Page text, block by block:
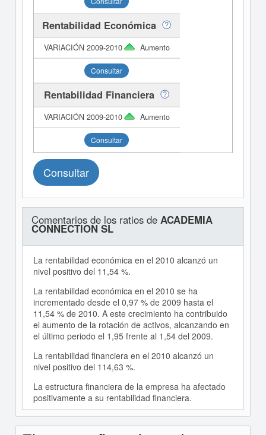
Rentabilidad Económica
Aumento
Consultar
Rentabilidad Financiera
Aumento
Consultar
Consultar
Comentarios de los ratios de ACADEMIA
CONNECTION SL
La rentabilidad económica en el 2010 alcanzó un
nivel positivo del 11,54 %.
La rentabilidad económica en el 2010 se ha
incrementado desde el 0,97 % de 2009 hasta el
11,54 % de 2010. A este crecimiento ha contribuido
el aumento de la rotación de activos, alcanzando en
el último periodo el 1,95 frente al 1,54 del 2009.
La rentabilidad financiera en el 2010 alcanzó un
nivel positivo del 114,63 %.
La estructura financiera de la empresa ha afectado
positivamente a su rentabilidad financiera.